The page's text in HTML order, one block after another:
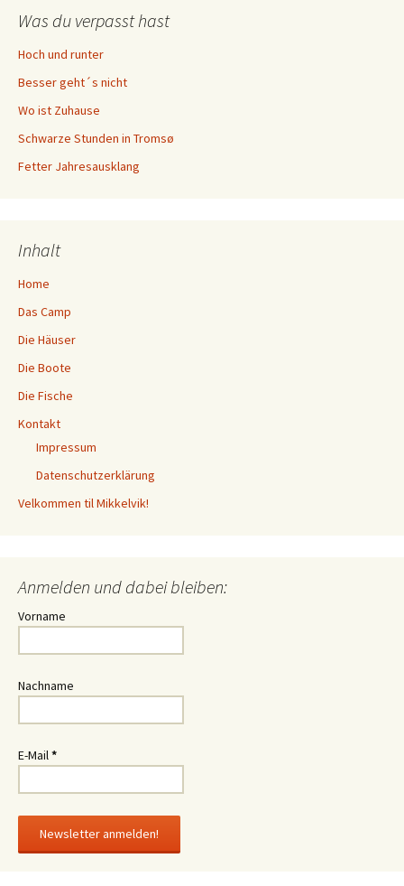
Was du verpasst hast
Hoch und runter
Besser geht´s nicht
Wo ist Zuhause
Schwarze Stunden in Tromsø
Fetter Jahresausklang
Inhalt
Home
Das Camp
Die Häuser
Die Boote
Die Fische
Kontakt
Impressum
Datenschutzerklärung
Velkommen til Mikkelvik!
Anmelden und dabei bleiben:
Vorname
Nachname
E-Mail*